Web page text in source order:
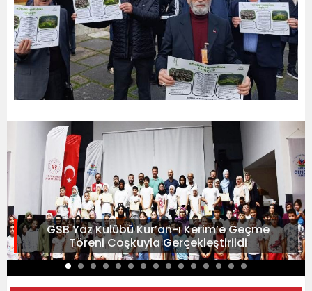
GSB Yaz Kulübü Kur’an-ı Kerim’e Geçme
Töreni Coşkuyla Gerçekleştirildi